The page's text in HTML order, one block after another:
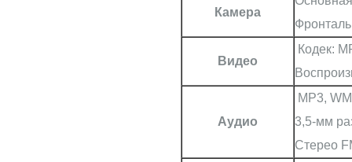
Камера
Видео
Кодек:
Аудио
MP3,
3,5-мм
Стерео